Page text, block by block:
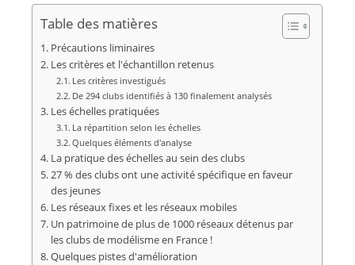
Table des matières
Précautions liminaires
Les critères et l'échantillon retenus
Les critères investigués
De 294 clubs identifiés à 130 finalement analysés
Les échelles pratiquées
La répartition selon les échelles
Quelques éléments d'analyse
La pratique des échelles au sein des clubs
27 % des clubs ont une activité spécifique en faveur
des jeunes
Les réseaux fixes et les réseaux mobiles
Un patrimoine de plus de 1000 réseaux détenus par
les clubs de modélisme en France !
Quelques pistes d'amélioration